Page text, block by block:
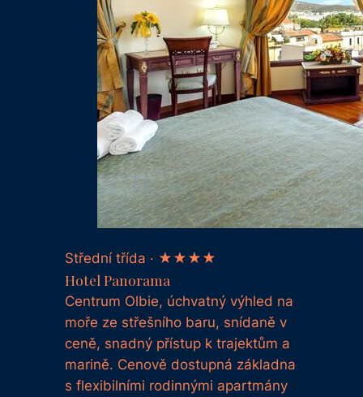
Střední třída · ★★★★
Hotel Panorama
Centrum Olbie, úchvatný výhled na
moře ze střešního baru, snídaně v
ceně, snadný přístup k trajektům a
marině. Cenově dostupná základna
s flexibilními rodinnými apartmány